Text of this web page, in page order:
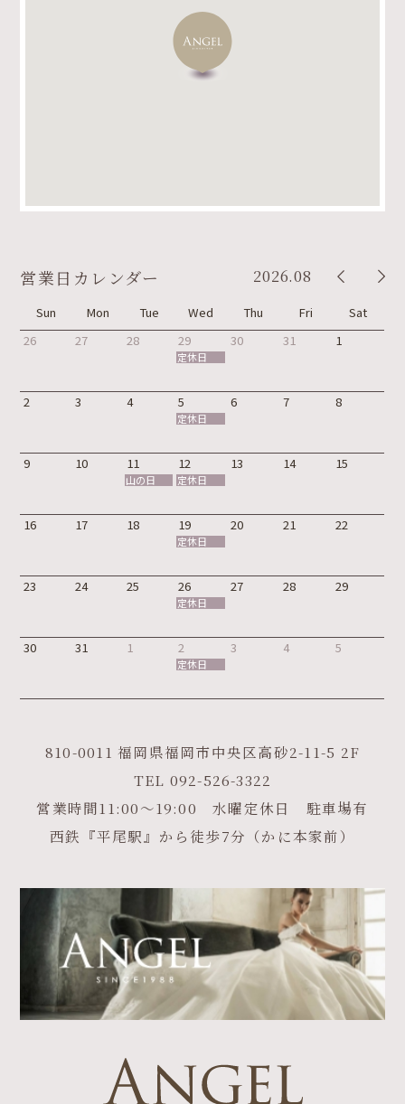
営業日カレンダー 2026.08
Sun Mon Tue Wed Thu Fri
Sat
26
27 28 29
定休日
30 31 1
2 3 4 5
定休日
6 7 8
9 10 11
山の日
12
定休日
13 14 15
16 17 18 19
定休日
20 21 22
23 24 25 26
定休日
27 28 29
30 31 1 2
定休日
3 4 5
810-0011 福岡県福岡市中央区高砂2-11-5 2F
TEL 092-526-3322
営業時間11:00～19:00 水曜定休日 駐車場有
西鉄『平尾駅』から徒歩7分（かに本家前）